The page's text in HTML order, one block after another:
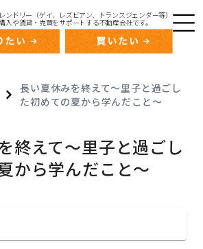
ンドリー（ゲイ、レズビアン、トランスジェンダー等）
入や賃貸・売買をサポートする不動産会社です。
長い夏休みを終えて〜里子と過ごし
た初めての夏から学んだこと〜
終えて〜里子と過ごし
から学んだこと〜